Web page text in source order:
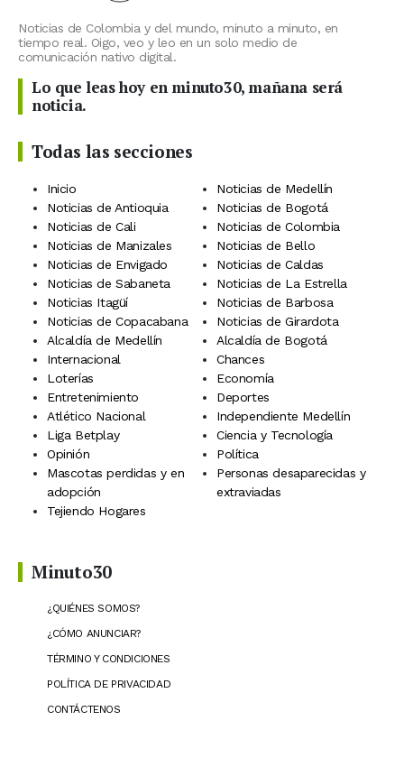
Noticias de Colombia y del mundo, minuto a minuto, en
tiempo real. Oigo, veo y leo en un solo medio de
comunicación nativo digital.
Lo que leas hoy en minuto30, mañana será
noticia.
Todas las secciones
Inicio
Noticias de Medellín
Noticias de Antioquia
Noticias de Bogotá
Noticias de Cali
Noticias de Colombia
Noticias de Manizales
Noticias de Bello
Noticias de Envigado
Noticias de Caldas
Noticias de Sabaneta
Noticias de La Estrella
Noticias Itagüí
Noticias de Barbosa
Noticias de Copacabana
Noticias de Girardota
Alcaldía de Medellín
Alcaldía de Bogotá
Internacional
Chances
Loterías
Economía
Entretenimiento
Deportes
Atlético Nacional
Independiente Medellín
Liga Betplay
Ciencia y Tecnología
Opinión
Política
Mascotas perdidas y en
adopción
Personas desaparecidas y
extraviadas
Tejiendo Hogares
Minuto30
¿QUIÉNES SOMOS?
¿CÓMO ANUNCIAR?
TÉRMINO Y CONDICIONES
POLÍTICA DE PRIVACIDAD
CONTÁCTENOS